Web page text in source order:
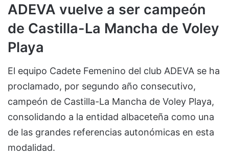
ADEVA vuelve a ser campeón
de Castilla-La Mancha de Voley
Playa
El equipo Cadete Femenino del club ADEVA se ha
proclamado, por segundo año consecutivo,
campeón de Castilla-La Mancha de Voley Playa,
consolidando a la entidad albaceteña como una
de las grandes referencias autonómicas en esta
modalidad.